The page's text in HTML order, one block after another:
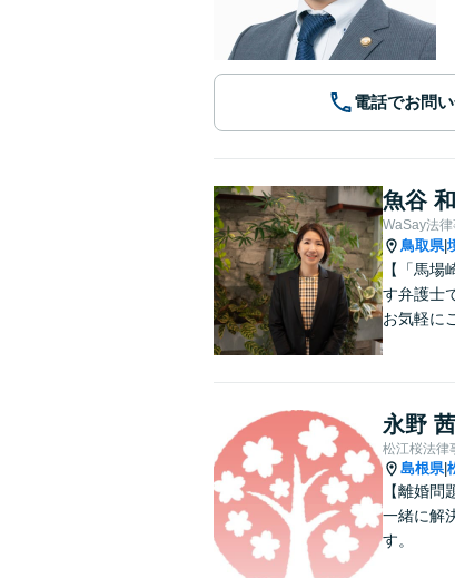
電話でお問
魚谷
WaSay法
鳥取県|
【「馬
す弁護士
お気軽に
永野 茜
松江桜法律
島根県|
【離婚
一緒に解
す。